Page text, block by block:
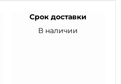
Срок доставки
В наличии